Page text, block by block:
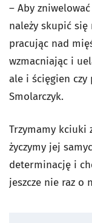
– Aby
należy skupić
pracując nad
wzmacniając i
ale i ścięgien czy
Smolarczyk.
Trzymamy kciuki
życzymy jej
determinację i
jeszcze nie raz o